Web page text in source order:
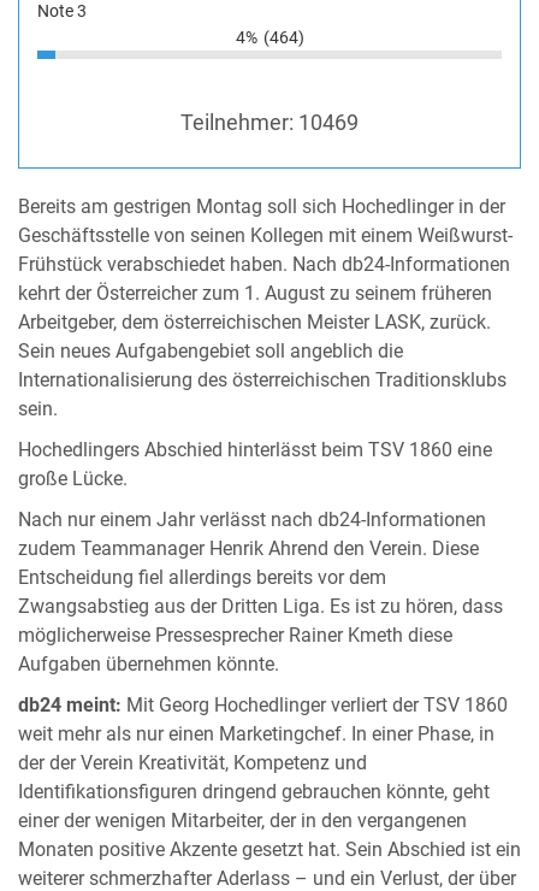
Note 3
4% (464)
Teilnehmer: 10469
Bereits am gestrigen Montag soll sich Hochedlinger in der
Geschäftsstelle von seinen Kollegen mit einem Weißwurst-
Frühstück verabschiedet haben. Nach db24-Informationen
kehrt der Österreicher zum 1. August zu seinem früheren
Arbeitgeber, dem österreichischen Meister LASK, zurück.
Sein neues Aufgabengebiet soll angeblich die
Internationalisierung des österreichischen Traditionsklubs
sein.
Hochedlingers Abschied hinterlässt beim TSV 1860 eine
große Lücke.
Nach nur einem Jahr verlässt nach db24-Informationen
zudem Teammanager Henrik Ahrend den Verein. Diese
Entscheidung fiel allerdings bereits vor dem
Zwangsabstieg aus der Dritten Liga. Es ist zu hören, dass
möglicherweise Pressesprecher Rainer Kmeth diese
Aufgaben übernehmen könnte.
db24 meint: Mit Georg Hochedlinger verliert der TSV 1860
weit mehr als nur einen Marketingchef. In einer Phase, in
der der Verein Kreativität, Kompetenz und
Identifikationsfiguren dringend gebrauchen könnte, geht
einer der wenigen Mitarbeiter, der in den vergangenen
Monaten positive Akzente gesetzt hat. Sein Abschied ist ein
weiterer schmerzhafter Aderlass – und ein Verlust, der über